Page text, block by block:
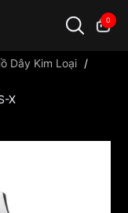
0
Dây Kim Loại /
X